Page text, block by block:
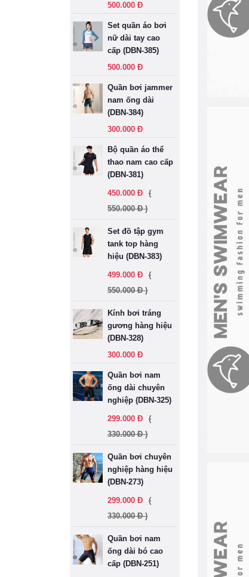
500.000 Đ
Set quần áo bơi
nữ dài tay cao
cấp (DBN-385)
500.000 Đ
Quần bơi jammer
nam ống dài
(DBN-384)
300.000 Đ
Bộ quần áo thể
thao nam cao cấp
(DBN-381)
450.000 Đ
(
550.000 Đ )
Set đồ tập gym
tank top hàng
hiệu (DBN-383)
499.000 Đ
(
550.000 Đ )
Kính bơi tráng
gương hàng hiệu
(DBN-328)
300.000 Đ
Quần bơi nam
ống dài chuyên
nghiệp (DBN-325)
299.000 Đ
(
330.000 Đ )
Quần bơi chuyên
nghiệp hàng hiệu
(DBN-273)
299.000 Đ
(
330.000 Đ )
Quần bơi nam
ống dài bó cao
cấp (DBN-251)